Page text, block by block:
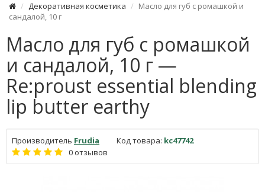
Декоративная косметика
Масло для губ с ромашкой и
сандалой, 10 г
Масло для губ с ромашкой
и сандалой, 10 г —
Re:proust essential blending
lip butter earthy
Производитель Frudia Код товара: kc47742
0 отзывов